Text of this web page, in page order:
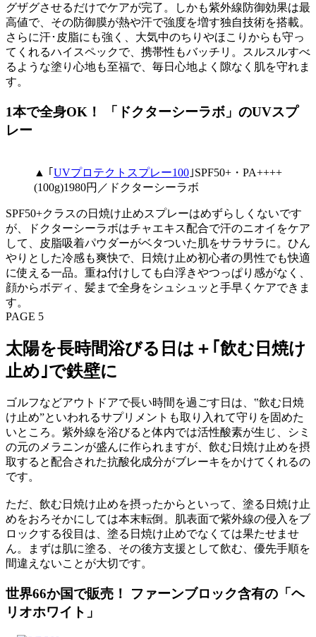
グザグさせるだけでケアが完了。しかも紫外線防御効果は最
高値で、その防御膜が熱や汗で強度を増す独自技術を搭載。
さらに汗･皮脂にも強く、大気中のちりやほこりからも守っ
てくれるハイスペックで、携帯性もバッチリ。スルスルすべ
るような塗り心地も至福で、毎日心地よく隙なく肌を守れま
す。
1本で全身OK！ 「ドクターシーラボ」のUVスプ
レー
▲ ｢ UVプロテクトスプレー100 ｣SPF50+・PA++++
(100g)1980円／ドクターシーラボ
SPF50+クラスの日焼け止めスプレーはめずらしくないです
が、ドクターシーラボはチャエキス配合で汗のニオイをケア
して、皮脂吸着パウダーがベタついた肌をサラサラに。ひん
やりとした冷感も爽快で、日焼け止め初心者の男性でも快適
に使える一品。重ね付けしても白浮きやつっぱり感がなく、
顔からボディ、髪まで全身をシュシュッと手早くケアできま
す。
PAGE 5
太陽を長時間浴びる日は＋｢飲む日焼け
止め｣で鉄壁に
ゴルフなどアウトドアで長い時間を過ごす日は、‟飲む日焼
け止め”といわれるサプリメントも取り入れて守りを固めた
いところ。紫外線を浴びると体内では活性酸素が生じ、シミ
の元のメラニンが盛んに作られますが、飲む日焼け止めを摂
取すると配合された抗酸化成分がブレーキをかけてくれるの
です。
ただ、飲む日焼け止めを摂ったからといって、塗る日焼け止
めをおろそかにしては本末転倒。肌表面で紫外線の侵入をブ
ロックする役目は、塗る日焼け止めでなくては果たせませ
ん。まずは肌に塗る、その後方支援として飲む、優先手順を
間違えないことが大切です。
世界66か国で販売！ ファーンブロック含有の「ヘ
リオホワイト」